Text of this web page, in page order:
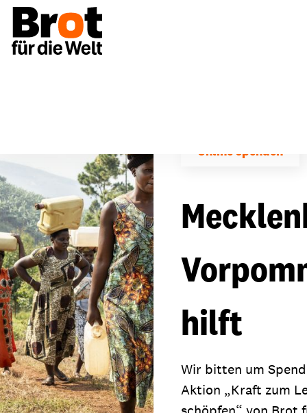
Online spenden
hilft
Wir bitten um
Aktion „Kraft zum